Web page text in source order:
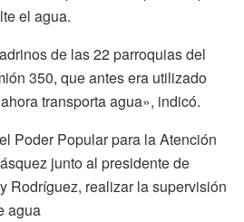
el agua.
de las 22 parroquias del
350, que antes era utilizado
transporta agua», indicó.
Poder Popular para la Atención
junto al presidente de
Rodríguez, realizar la supervisión
agua